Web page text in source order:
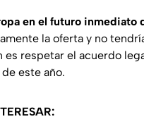
en el futuro inmediato
la oferta y no
respetar el acuerdo
este año.